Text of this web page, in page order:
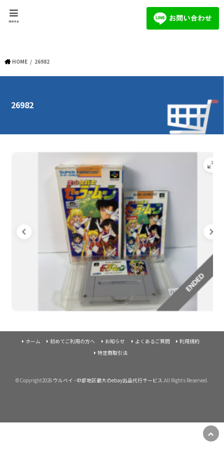
menu
HOME 26982
26982
ホーム 初めてご利用の方へ お知らせ よくあるご質問
利用規約
特定商取引法
©Copyright2026 ウルベイ - 中部地区最大のebay出品代行サービス .All Rights Reserved.